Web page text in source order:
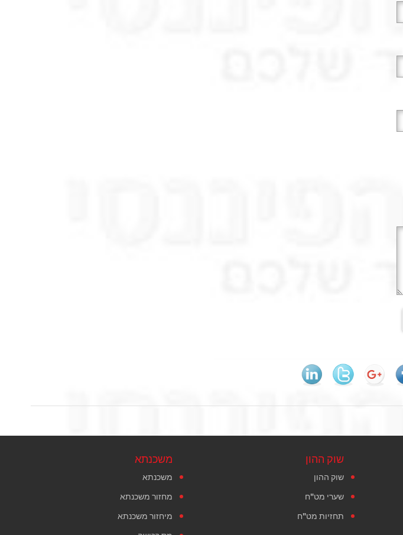
משכנתא
משכנתא
מחזור משכנתא
מיחזור משכנתא
שוק ההון
שוק ההון
שערי מט"ח
תחזיות מט"ח